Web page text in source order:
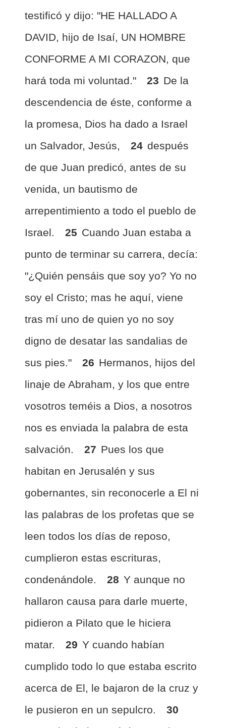
testificó y dijo: "HE HALLADO A
DAVID, hijo de Isaí, UN HOMBRE
CONFORME A MI CORAZON, que
hará toda mi voluntad."
23 De la
descendencia de éste, conforme a
la promesa, Dios ha dado a Israel
un Salvador, Jesús,
24 después
de que Juan predicó, antes de su
venida, un bautismo de
arrepentimiento a todo el pueblo de
Israel.
25 Cuando Juan estaba a
punto de terminar su carrera, decía:
"¿Quién pensáis que soy yo? Yo no
soy el Cristo; mas he aquí, viene
tras mí uno de quien yo no soy
digno de desatar las sandalias de
sus pies."
26 Hermanos, hijos del
linaje de Abraham, y los que entre
vosotros teméis a Dios, a nosotros
nos es enviada la palabra de esta
salvación.
27 Pues los que
habitan en Jerusalén y sus
gobernantes, sin reconocerle a El ni
las palabras de los profetas que se
leen todos los días de reposo,
cumplieron estas escrituras,
condenándole.
28 Y aunque no
hallaron causa para darle muerte,
pidieron a Pilato que le hiciera
matar.
29 Y cuando habían
cumplido todo lo que estaba escrito
acerca de El, le bajaron de la cruz y
le pusieron en un sepulcro.
30